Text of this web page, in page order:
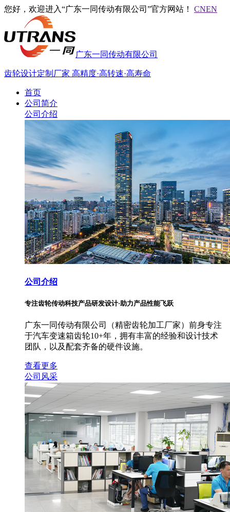
您好，欢迎进入“广东一同传动有限公司”官方网站！ CNEN
广东一同传动有限公司
齿轮设计定制厂家 高精度·高转速·高寿命
首页
公司简介
公司介绍
公司介绍
专注齿轮传动科技产品研发设计·助力产品性能飞跃
广东一同传动有限公司（精密齿轮加工厂家）前身专注
于汽车变速箱齿轮10+年，拥有丰富的经验和设计技术
团队，以及配套齐备的硬件设施。
查看更多
公司风采